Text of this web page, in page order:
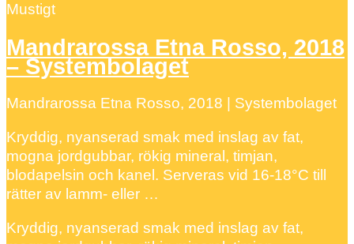
Mustigt
Mandrarossa Etna Rosso, 2018
– Systembolaget
Mandrarossa Etna Rosso, 2018 | Systembolaget
Kryddig, nyanserad smak med inslag av fat,
mogna jordgubbar, rökig mineral, timjan,
blodapelsin och kanel. Serveras vid 16-18°C till
rätter av lamm- eller …
Kryddig, nyanserad smak med inslag av fat,